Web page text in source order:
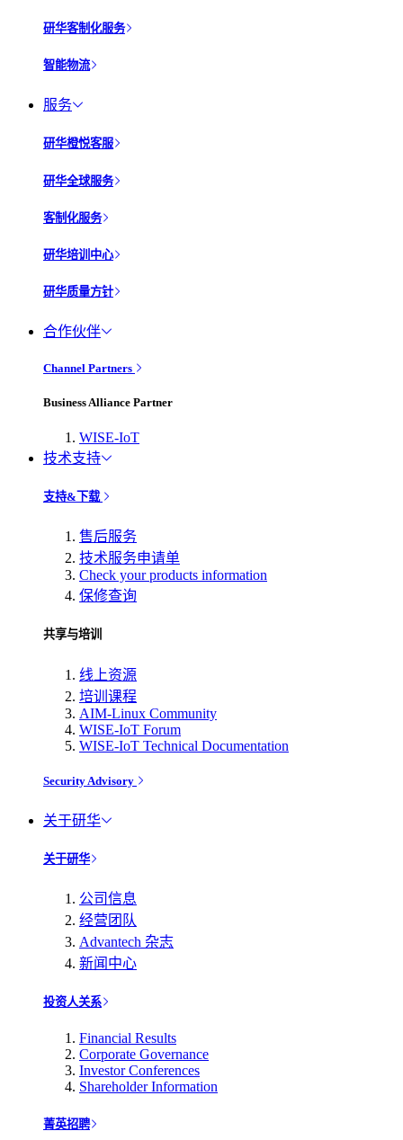
研华客制化服务
智能物流
服务
研华橙悦客服
研华全球服务
客制化服务
研华培训中心
研华质量方针
合作伙伴
Channel Partners
Business Alliance Partner
WISE-IoT
技术支持
支持&下载
售后服务
技术服务申请单
Check your products information
保修查询
共享与培训
线上资源
培训课程
AIM-Linux Community
WISE-IoT Forum
WISE-IoT Technical Documentation
Security Advisory
关于研华
关于研华
公司信息
经营团队
Advantech 杂志
新闻中心
投资人关系
Financial Results
Corporate Governance
Investor Conferences
Shareholder Information
菁英招聘